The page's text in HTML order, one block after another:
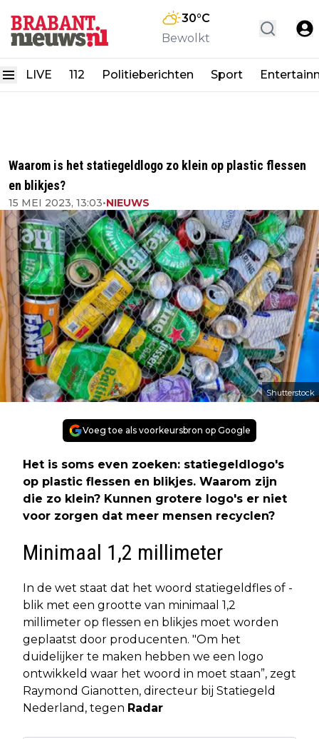
30°C
Bewolkt
LIVE 112 Politieberichten Sport
Waarom is het statiegeldlogo zo klein op plastic flessen
en blikjes?
15 MEI 2023, 13:03•NIEUWS
Shutterstock
Voeg toe als voorkeursbron op Google
Het is soms even zoeken: statiegeldlogo's
op plastic flessen en blikjes. Waarom zijn
die zo klein? Kunnen grotere logo's er niet
voor zorgen dat meer mensen recyclen?
Minimaal 1,2 millimeter
In de wet staat dat het woord statiegeldfles of -
blik met een grootte van minimaal 1,2
millimeter op flessen en blikjes moet worden
geplaatst door producenten. "Om het
duidelijker te maken hebben we een logo
ontwikkeld waar het woord in moet staan”, zegt
Raymond Gianotten, directeur bij Statiegeld
Nederland, tegen Radar